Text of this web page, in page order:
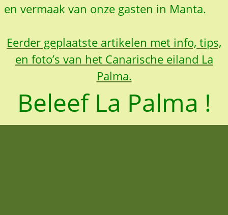
en vermaak van onze gasten in Manta.
Eerder geplaatste artikelen met info, tips,
en foto’s van het Canarische eiland La
Palma.
Beleef La Palma !